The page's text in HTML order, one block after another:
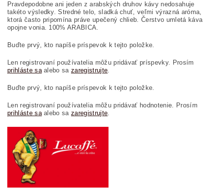
Pravdepodobne ani jeden z arabských druhov kávy nedosahuje
takéto výsledky. Stredné telo, sladká chuť, veľmi výrazná aróma,
ktorá často pripomína práve upečený chlieb. Čerstvo umletá káva
opojne vonia. 100% ARABICA.
Buďte prvý, kto napíše príspevok k tejto položke.
Len registrovaní používatelia môžu pridávať príspevky. Prosím
prihláste saalebo sazaregistrujte.
Buďte prvý, kto napíše príspevok k tejto položke.
Len registrovaní používatelia môžu pridávať hodnotenie. Prosím
prihláste saalebo sazaregistrujte.